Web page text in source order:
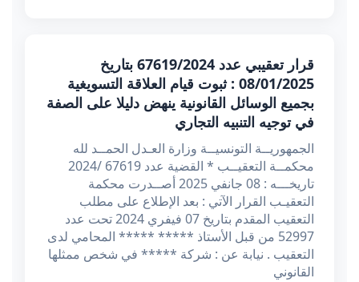
قرار تعقيبي عدد 67619/2024 بتاريخ
08/01/2025 : ثبوت قيام العلاقة التسويغية
بجميع الوسائل القانونية ينهض دليلا على الصفة
في توجيه التنبيه التجاري
الجمهوريــة التونسيــة وزارة العـدل الحمــد لله
محكمــة التعقيــب * القضية عدد 67619 /2024
تاريخـــه : 08 جانفي 2025 أصــدرت محكمة
التعقيـب القرار الآتي : بعد الإطلاع على مطلب
التعقيب المقدم بتاريخ 07 فيفري 2024 تحت عدد
52997 من قبل الأستاذ ***** ***** المحامي لدى
التعقيب . نيابة عن : شركة ***** في شخص ممثلها
القانوني